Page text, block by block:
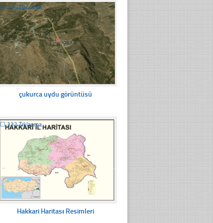
☐295 Tıklanma
çukurca uydu görüntüsü
☐332 Tıklanma
Hakkari Haritası Resimleri